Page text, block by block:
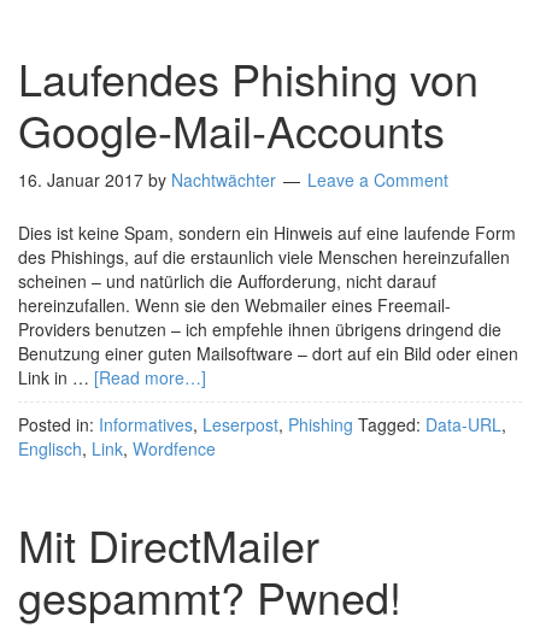
Laufendes Phishing von
Google-Mail-Accounts
16. Januar 2017 by Nachtwächter Leave a Comment
Dies ist keine Spam, sondern ein Hinweis auf eine laufende Form
des Phishings, auf die erstaunlich viele Menschen hereinzufallen
scheinen – und natürlich die Aufforderung, nicht darauf
hereinzufallen. Wenn sie den Webmailer eines Freemail-
Providers benutzen – ich empfehle ihnen übrigens dringend die
Benutzung einer guten Mailsoftware – dort auf ein Bild oder einen
Link in … [Read more…]
Posted in: Informatives, Leserpost, Phishing Tagged: Data-URL,
Englisch, Link, Wordfence
Mit DirectMailer
gespammt? Pwned!